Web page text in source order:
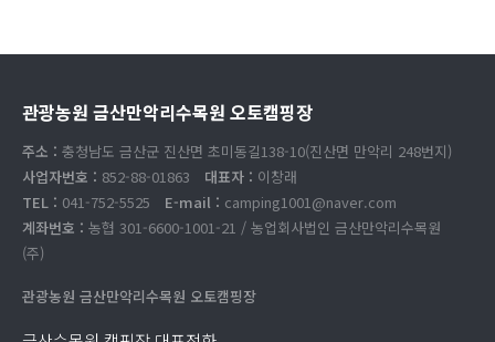
관광농원 금산만악리수목원 오토캠핑장
주소 : 충청남도 금산군 진산면 초미동길138-10(진산면 만악리 248번지)
사업자번호 : 852-88-01863 대표자 : 이창래
TEL : 041-752-5525 E-mail : camping1001@naver.com
계좌번호 : 농협 301-6600-1001-21 / 농업회사법인 금산만악리수목원
(주)
관광농원 금산만악리수목원 오토캠핑장